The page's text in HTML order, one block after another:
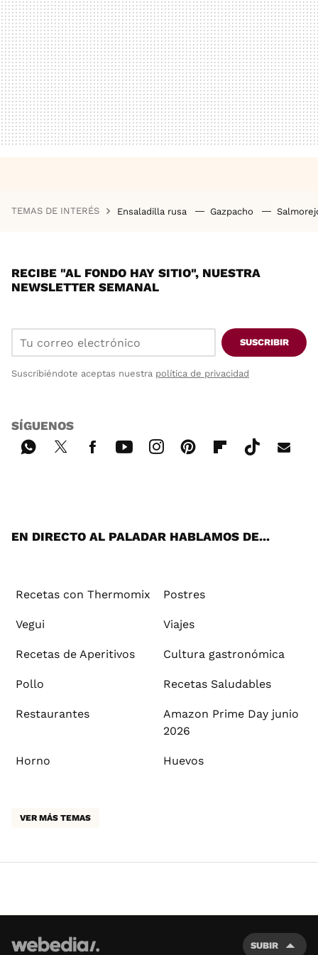
TEMAS DE INTERÉS Ensaladilla rusa Gazpacho
RECIBE "AL FONDO HAY SITIO", NUESTRA
NEWSLETTER SEMANAL
SUSCRIBIR
Suscribiéndote aceptas nuestra política de privacidad
SÍGUENOS
EN DIRECTO AL PALADAR HABLAMOS DE...
Recetas con Thermomix Postres
Vegui Viajes
Recetas de Aperitivos Cultura gastronómica
Pollo Recetas Saludables
Restaurantes
Amazon Prime Day junio
2026
Horno Huevos
VER MÁS TEMAS
SUBIR